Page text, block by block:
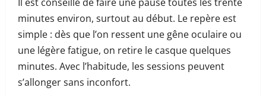
minutes environ, surtout au début. Le repère est
simple : dès que l’on ressent une gêne oculaire ou
une légère fatigue, on retire le casque quelques
minutes. Avec l’habitude, les sessions peuvent
s’allonger sans inconfort.